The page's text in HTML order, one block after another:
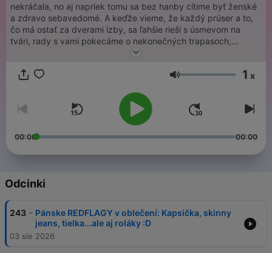
nekráčala, no aj napriek tomu sa bez hanby cítime byť ženské
a zdravo sebavedomé. A keďže vieme, že každý prúser a to,
čo má ostať za dverami izby, sa ľahšie rieši s úsmevom na
tvári, rady s vami pokecáme o nekonečných trapasoch,
zlomených srdciach, hlavolamoch lásky, ale aj o všetkom, na
Ivet rozlúsknu bežné starosti obyčajných žien... Divoko a
Głośność 1 x
00:00 00:00
Odcinki
243 - Pánske REDFLAGY v oblečení: Kapsička, skinny
jeans, tielka...ale aj roláky :D
03 sie 2026